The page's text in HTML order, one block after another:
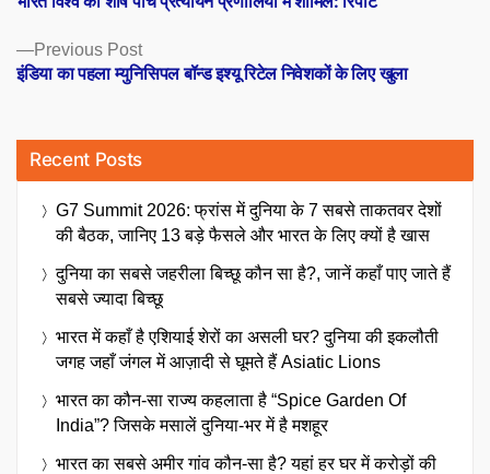
navigation
Previous PostPrevious
post:
इंडिया का पहला म्युनिसिपल बॉन्ड इश्यू रिटेल निवेशकों के लिए खुला
Recent Posts
G7 Summit 2026: फ्रांस में दुनिया के 7 सबसे ताकतवर देशों
की बैठक, जानिए 13 बड़े फैसले और भारत के लिए क्यों है खास
दुनिया का सबसे जहरीला बिच्छू कौन सा है?, जानें कहाँ पाए जाते हैं
सबसे ज्यादा बिच्छू
भारत में कहाँ है एशियाई शेरों का असली घर? दुनिया की इकलौती
जगह जहाँ जंगल में आज़ादी से घूमते हैं Asiatic Lions
भारत का कौन-सा राज्य कहलाता है “Spice Garden Of
India”? जिसके मसालें दुनिया-भर में है मशहूर
भारत का सबसे अमीर गांव कौन-सा है? यहां हर घर में करोड़ों की